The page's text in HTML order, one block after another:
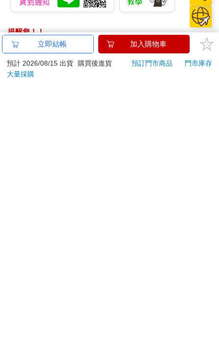
提醒您！！
金石堂及銀行均不會請您操作ATM! 如接獲電話要求您前往
ATM提款機，請不要聽從指示，以免受騙上當！
退換貨須知：
立即結帳 加入購物車
預計 2026/08/15 出貨 購買後進貨 預訂門市商品
門市庫存
大量採購